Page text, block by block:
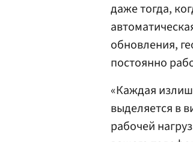
даже тогда,
обновления,
постоянно
«Каждая
выделяется в
рабочей